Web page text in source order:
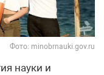
Фото: minobrnauki.gov.ru
науки и